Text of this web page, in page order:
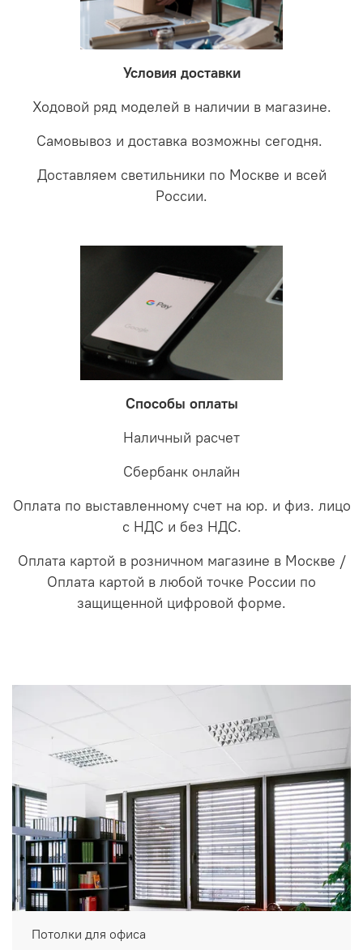
светильники на экспертизу производителю. После
проверки будет выясненная причина поломки и
соотношении с светодиодными. В этом случае покупая
LED светильники не только экономите деньги но еще
забудете что такое тусклость и недостаток освещения.
Условия доставки
Ходовой ряд моделей в наличии в магазине.
Самовывоз и доставка возможны сегодня.
Доставляем светильники по Москве и всей
России.
Способы оплаты
Наличный расчет
Сбербанк онлайн
Оплата по выставленному счет на юр. и физ. лицо
с НДС и без НДС.
Оплата картой в розничном магазине в Москве /
Оплата картой в любой точке России по
защищенной цифровой форме.
Потолки для офиса